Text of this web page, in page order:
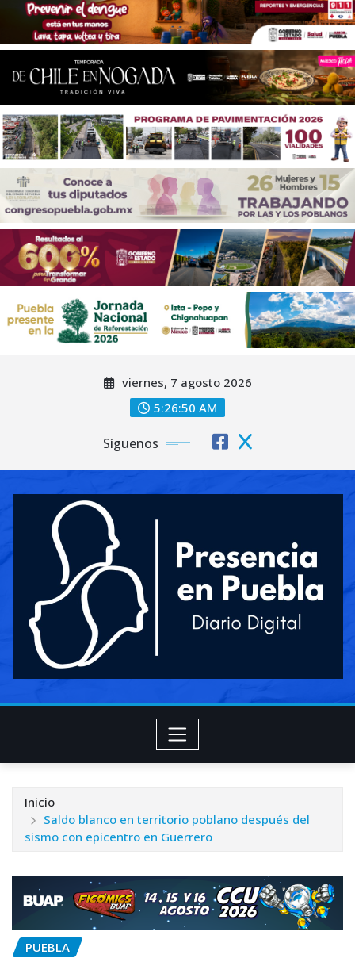
viernes, 7 agosto 2026
5:26:52 AM
Síguenos
Inicio
Saldo blanco en territorio poblano después del
sismo con epicentro en Guerrero
PUEBLA